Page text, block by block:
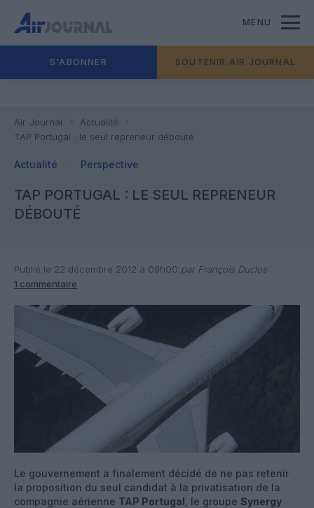
MENU
S'ABONNER SOUTENIR AIR JOURNAL
Air Journal
Actualité
TAP Portugal : le seul repreneur débouté
Actualité Perspective
TAP PORTUGAL : LE SEUL REPRENEUR
DÉBOUTÉ
Publié le 22 décembre 2012 à 09h00 par François Duclos
1 commentaire
Le gouvernement a finalement décidé de ne pas retenir
la proposition du seul candidat à la privatisation de la
compagnie aérienne TAP Portugal , le groupe Synergy